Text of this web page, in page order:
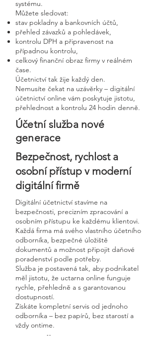
systému.
Můžete sledovat:
stav pokladny a bankovních účtů,
přehled závazků a pohledávek,
kontrolu DPH a připravenost na
případnou kontrolu,
celkový finanční obraz firmy v reálném
čase.
Účetnictví tak žije každý den.
Nemusíte čekat na uzávěrky – digitální
účetnictví online vám poskytuje jistotu,
přehlednost a kontrolu 24 hodin denně.
Účetní služba nové
generace
Bezpečnost, rychlost a
osobní přístup v moderní
digitální firmě
Digitální účetnictví stavíme na
bezpečnosti, precizním zpracování a
osobním přístupu ke každému klientovi.
Každá firma má svého vlastního účetního
odborníka, bezpečné úložiště
dokumentů a možnost připojit daňové
poradenství podle potřeby.
Služba je postavená tak, aby podnikatel
měl jistotu, že uctarna online funguje
rychle, přehledně a s garantovanou
dostupností.
Získáte kompletní servis od jednoho
odborníka – bez papírů, bez starostí a
vždy ontime.